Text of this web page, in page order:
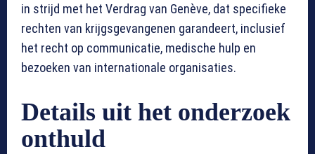
in strijd met het Verdrag van Genève, dat specifieke
rechten van krijgsgevangenen garandeert, inclusief
het recht op communicatie, medische hulp en
bezoeken van internationale organisaties.
Details uit het onderzoek
onthuld